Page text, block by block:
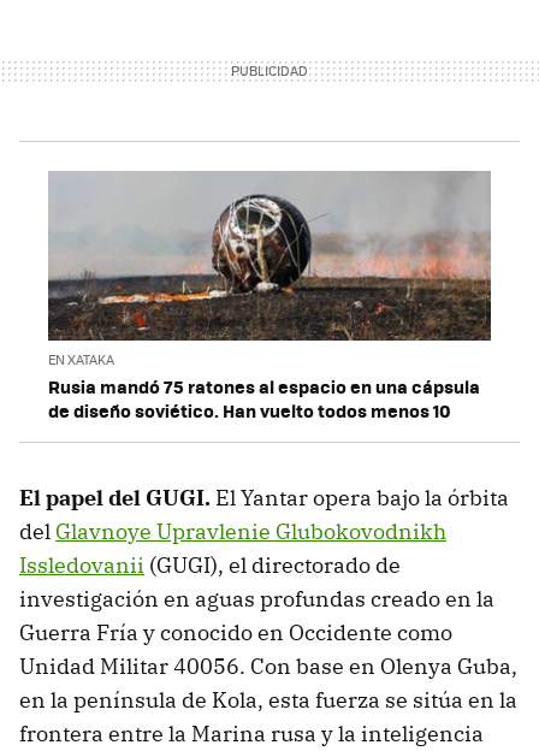
EN XATAKA
Rusia mandó 75 ratones al espacio en una cápsula
de diseño soviético. Han vuelto todos menos 10
El papel del GUGI. El Yantar opera bajo la órbita
del Glavnoye Upravlenie Glubokovodnikh
Issledovanii (GUGI), el directorado de
investigación en aguas profundas creado en la
Guerra Fría y conocido en Occidente como
Unidad Militar 40056. Con base en Olenya Guba,
en la península de Kola, esta fuerza se sitúa en la
frontera entre la Marina rusa y la inteligencia